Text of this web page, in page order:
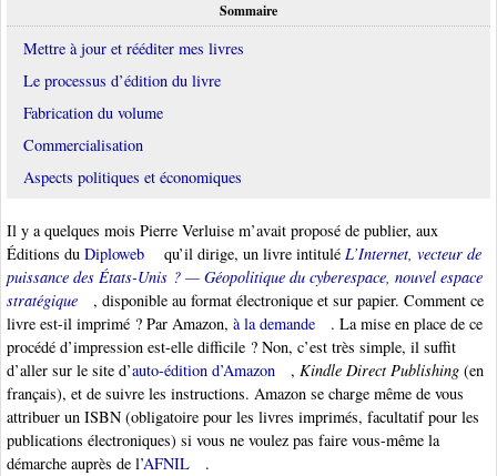
Sommaire
Mettre à jour et rééditer mes livres
Le processus d’édition du livre
Fabrication du volume
Commercialisation
Aspects politiques et économiques
Il y a quelques mois Pierre Verluise m’avait proposé de publier, aux
Éditions du Diploweb qu’il dirige, un livre intitulé L’Internet, vecteur de
puissance des États-Unis ? — Géopolitique du cyberespace, nouvel espace
stratégique
, disponible au format électronique et sur papier. Comment ce
livre est-il imprimé ? Par Amazon, à la demande
. La mise en place de ce
procédé d’impression est-elle difficile ? Non, c’est très simple, il suffit
d’aller sur le site d’auto-édition d’Amazon , Kindle Direct Publishing (en
français), et de suivre les instructions. Amazon se charge même de vous
attribuer un ISBN (obligatoire pour les livres imprimés, facultatif pour les
publications électroniques) si vous ne voulez pas faire vous-même la
démarche auprès de l’AFNIL .